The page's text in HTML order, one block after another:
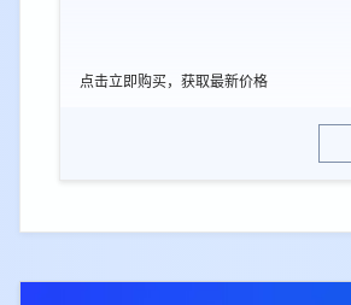
点击立即购买，获取最新价格